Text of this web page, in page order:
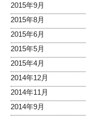
2015年9月
2015年8月
2015年6月
2015年5月
2015年4月
2014年12月
2014年11月
2014年9月